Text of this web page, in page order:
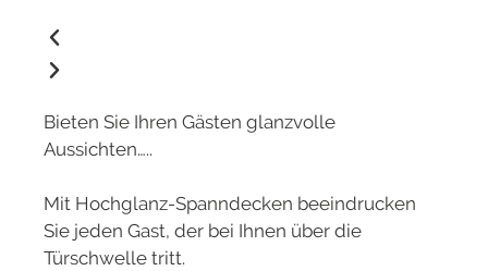
Bieten Sie Ihren Gästen glanzvolle
Aussichten…..
Mit Hochglanz-Spanndecken beeindrucken
Sie jeden Gast, der bei Ihnen über die
Türschwelle tritt.